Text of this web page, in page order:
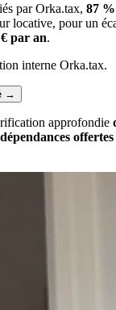
par Orka.tax, 87 %
locative, pour un
par an.
interne Orka.tax.
→
approfondie
offertes